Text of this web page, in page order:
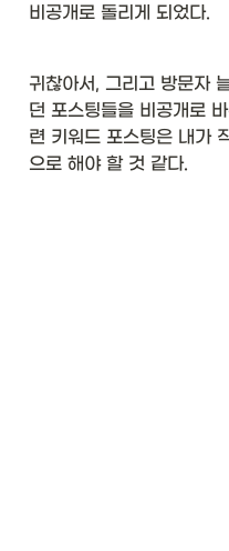
비공개로 돌리게 되었다.
귀찮아서, 그리고 방문자
던 포스팅들을 비공개로
련 키워드 포스팅은 내가
으로 해야 할 것 같다.